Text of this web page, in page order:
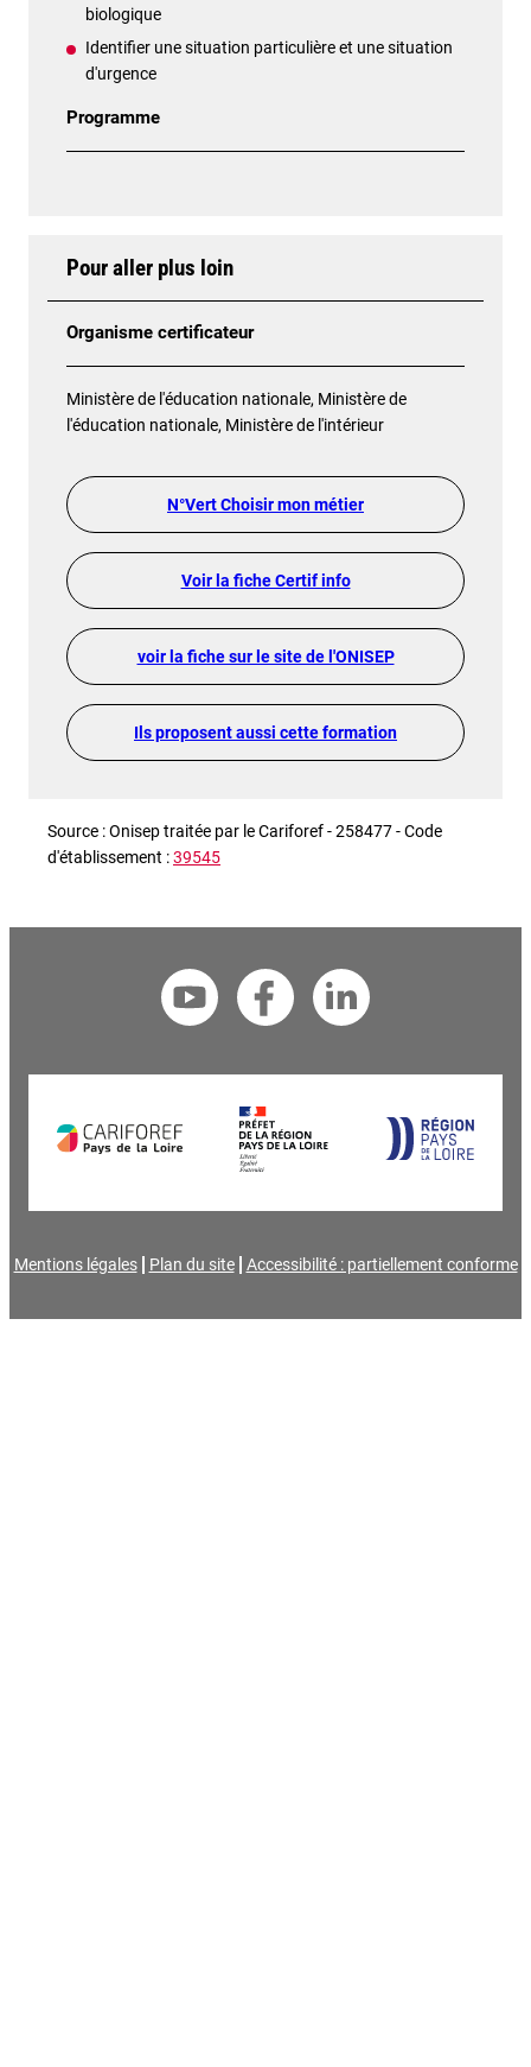
biologique
Identifier une situation particulière et une situation
d'urgence
Programme
Pour aller plus loin
Organisme certificateur
Ministère de l'éducation nationale, Ministère de
l'éducation nationale, Ministère de l'intérieur
N°Vert Choisir mon métier
Voir la fiche Certif info
voir la fiche sur le site de l'ONISEP
Ils proposent aussi cette formation
Source : Onisep traitée par le Cariforef - 258477 - Code
d'établissement :39545
Mentions légales Plan du site Accessibilité : partiellement conforme